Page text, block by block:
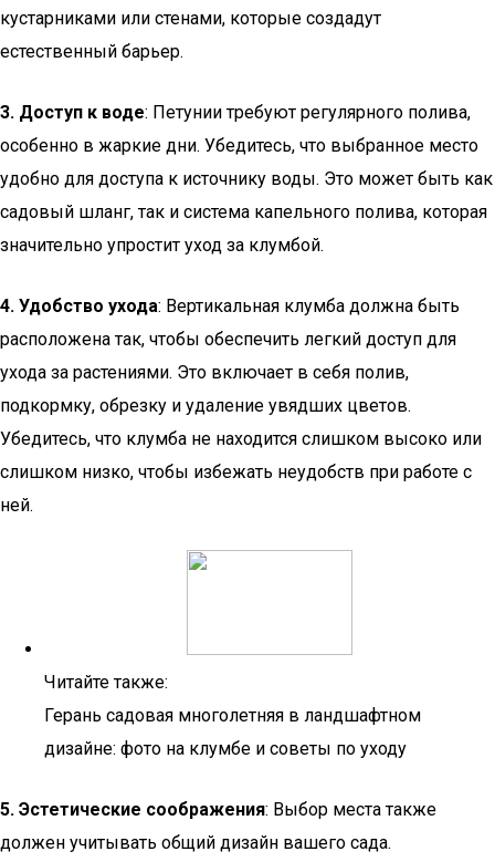
кустарниками или стенами, которые создадут
естественный барьер.
3. Доступ к воде: Петунии требуют регулярного полива,
особенно в жаркие дни. Убедитесь, что выбранное место
удобно для доступа к источнику воды. Это может быть как
садовый шланг, так и система капельного полива, которая
значительно упростит уход за клумбой.
4. Удобство ухода: Вертикальная клумба должна быть
расположена так, чтобы обеспечить легкий доступ для
ухода за растениями. Это включает в себя полив,
подкормку, обрезку и удаление увядших цветов.
Убедитесь, что клумба не находится слишком высоко или
слишком низко, чтобы избежать неудобств при работе с
ней.
Читайте также:
Герань садовая многолетняя в ландшафтном
дизайне: фото на клумбе и советы по уходу
5. Эстетические соображения: Выбор места также
должен учитывать общий дизайн вашего сада.